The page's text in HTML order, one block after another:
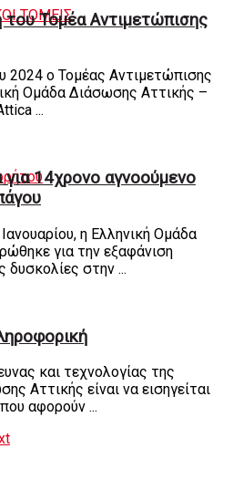
ΤΟΜΕΙΣ
Τομέα Αντιμετώπισης
2024 ο Τομέας Αντιμετώπισης
Ομάδα Διάσωσης Αττικής –
...
14χρονο αγνοούμενο
η Ελληνική Ομάδα
για την εξαφάνιση
δυσκολίες στην ...
και τεχνολογίας της
Αττικής είναι να εισηγείται
αφορούν ...